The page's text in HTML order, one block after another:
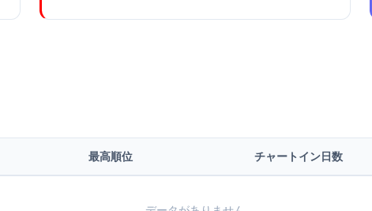
最高順位 チャートイン日数